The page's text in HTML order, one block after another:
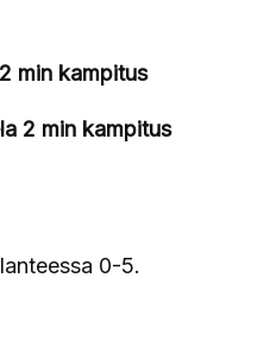
min kampitus
2 min kampitus
0-5.